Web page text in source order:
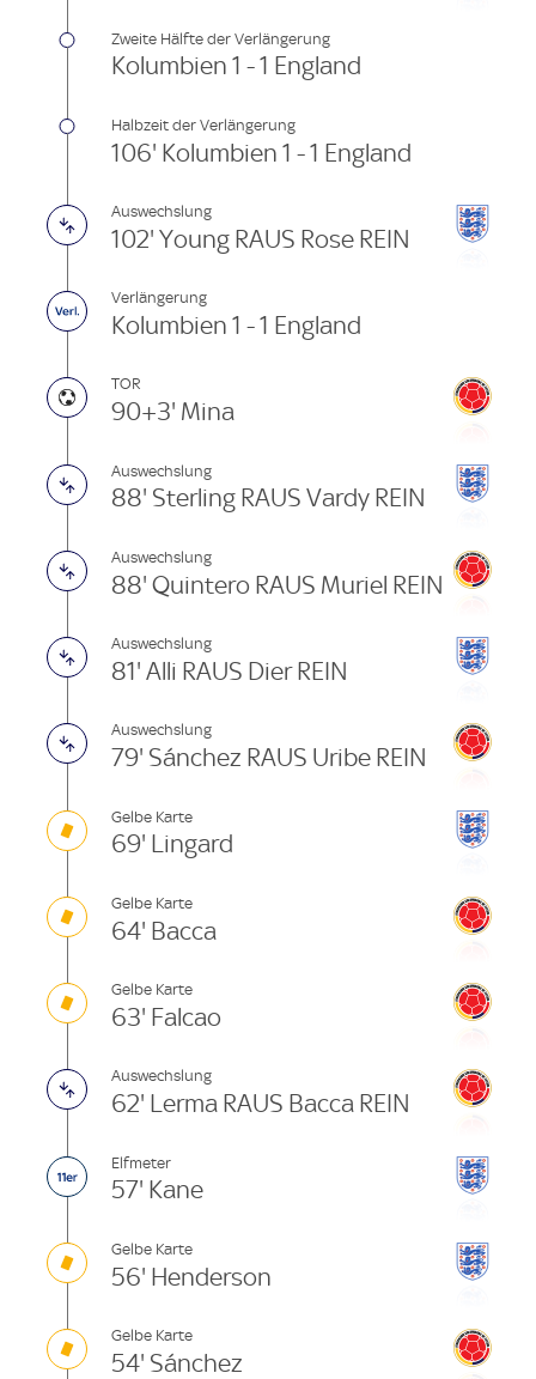
Zweite Hälfte der Verlängerung
Kolumbien 1 - 1 England
Halbzeit der Verlängerung
106' Kolumbien 1 - 1 England
Auswechslung
102' Young RAUS Rose REIN
Verlängerung
Kolumbien 1 - 1 England
TOR
90+3' Mina
Auswechslung
88' Sterling RAUS Vardy REIN
Auswechslung
88' Quintero RAUS Muriel REIN
Auswechslung
81' Alli RAUS Dier REIN
Auswechslung
79' Sánchez RAUS Uribe REIN
Gelbe Karte
69' Lingard
Gelbe Karte
64' Bacca
Gelbe Karte
63' Falcao
Auswechslung
62' Lerma RAUS Bacca REIN
Elfmeter
57' Kane
Gelbe Karte
56' Henderson
Gelbe Karte
54' Sánchez